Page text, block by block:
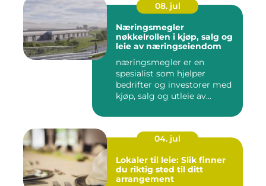
08. jul
Næringsmegler
nøkkelrollen i kjøp, salg og
leie av næringseiendom
næringsmegler er en
spesialist som hjelper
bedrifter og investorer med
kjøp, salg og utleie av
04. jul
Lokaler til leie: Slik finner
du riktig sted til ditt
arrangement